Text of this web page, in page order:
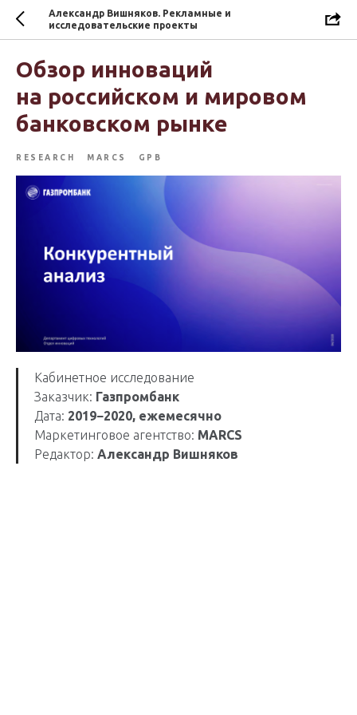
Александр Вишняков. Рекламные и
исследовательские проекты
Обзор инноваций
на российском и мировом
банковском рынке
RESEARCH MARCS GPB
Кабинетное исследование
Заказчик: Газпромбанк
Дата: 2019−2020, ежемесячно
Маркетинговое агентство: MARCS
Редактор: Александр Вишняков